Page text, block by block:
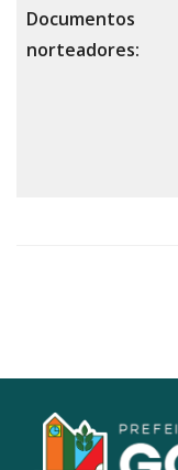
Documentos
norteadores: